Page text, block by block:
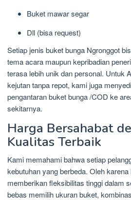
Buket mawar segar
Dll (bisa request)
Setiap jenis buket bunga Ngronggot
tema acara maupun kepribadian
terasa lebih unik dan personal. Untuk
kejutan tanpa repot, kami juga
pengantaran buket bunga /COD ke
sekitarnya.
Harga Bersahabat
Kualitas Terbaik
Kami memahami bahwa setiap
kebutuhan yang berbeda. Oleh
memberikan fleksibilitas tinggi dalam
bebas memilih ukuran buket,